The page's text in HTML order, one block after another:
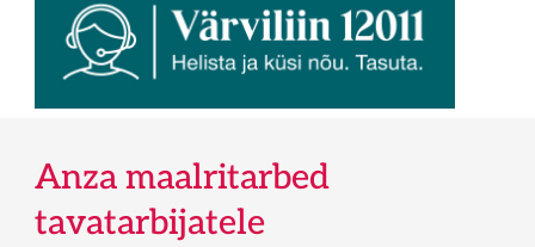
Anza maalritarbed
tavatarbijatele